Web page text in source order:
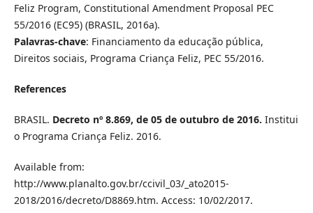
Feliz Program, Constitutional Amendment Proposal PEC
55/2016 (EC95) (BRASIL, 2016a).
Palavras-chave: Financiamento da educação pública,
Direitos sociais, Programa Criança Feliz, PEC 55/2016.
References
BRASIL. Decreto nº 8.869, de 05 de outubro de 2016. Institui
o Programa Criança Feliz. 2016.
Available from:
http://www.planalto.gov.br/ccivil_03/_ato2015-
2018/2016/decreto/D8869.htm. Access: 10/02/2017.